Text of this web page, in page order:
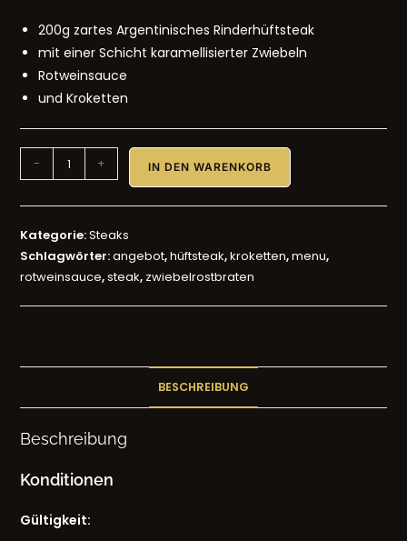
200g zartes Argentinisches Rinderhüftsteak
mit einer Schicht karamellisierter Zwiebeln
Rotweinsauce
und Kroketten
- + IN DEN WARENKORB
Kategorie:Steaks
Schlagwörter:angebot,hüftsteak,kroketten,menu,
rotweinsauce,steak, zwiebelrostbraten
BESCHREIBUNG
Beschreibung
Konditionen
Gültigkeit: